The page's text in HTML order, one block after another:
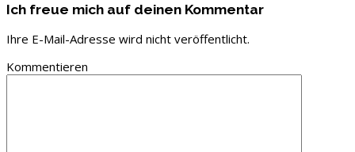
Ich freue mich auf deinen Kommentar
Ihre E-Mail-Adresse wird nicht veröffentlicht.
Kommentieren